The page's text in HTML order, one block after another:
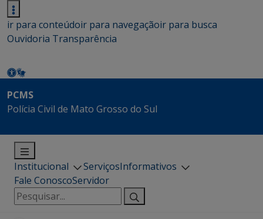
ir para conteúdoir para navegaçãoir para busca
Ouvidoria Transparência
PCMS
Polícia Civil de Mato Grosso do Sul
Institucional ServiçosInformativos
Fale ConoscoServidor
Pesquisar
por: